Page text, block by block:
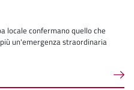
locale confermano quello che
un'emergenza straordinaria